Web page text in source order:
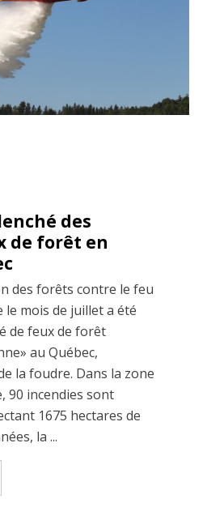
des
de forêt en
des forêts contre le feu
le mois de juillet a été
de feux de forêt
au Québec,
la foudre. Dans la zone
90 incendies sont
1675 hectares de
la ...